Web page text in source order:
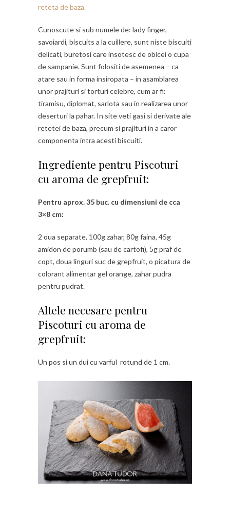
reteta de baza.
Cunoscute si sub numele de: lady finger,
savoiardi, biscuits a la cuillere, sunt niste biscuiti
delicati, buretosi care insotesc de obicei o cupa
de sampanie. Sunt folositi de asemenea – ca
atare sau in forma insiropata – in asamblarea
unor prajituri si torturi celebre, cum ar fi:
tiramisu, diplomat, sarlota sau in realizarea unor
deserturi la pahar. In site veti gasi si derivate ale
retetei de baza, precum si prajituri in a caror
componenta intra acesti biscuiti.
Ingrediente pentru Piscoturi
cu aroma de grepfruit:
Pentru aprox. 35 buc. cu dimensiuni de cca
3×8 cm:
2 oua separate, 100g zahar, 80g faina, 45g
amidon de porumb (sau de cartofi), 5g praf de
copt, doua linguri suc de grepfruit, o picatura de
colorant alimentar gel orange, zahar pudra
pentru pudrat.
Altele necesare pentru
Piscoturi cu aroma de
grepfruit:
Un pos si un dui cu varful rotund de 1 cm.